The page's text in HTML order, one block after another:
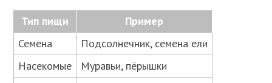
Тип пищи
Пример
Семена
Подсолнечник, семена ели
Насекомые
Муравьи, пёрышки